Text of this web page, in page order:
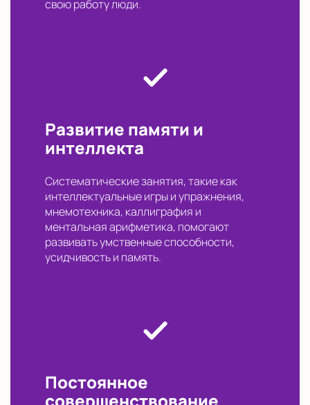
свою работу люди.
Развитие памяти и
интеллекта
Систематические занятия, такие как
интеллектуальные игры и упражнения,
мнемотехника, каллиграфия и
ментальная арифметика, помогают
развивать умственные способности,
усидчивость и память.
Постоянное